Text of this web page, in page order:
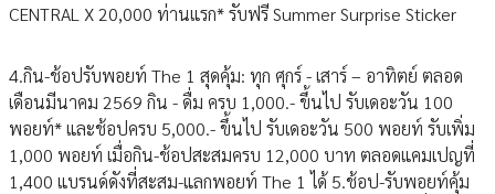
CENTRAL X 20,000 ท่านแรก* รับฟรี Summer Surprise Sticker
4.กิน-ช้อปรับพอยท์ The 1 สุดคุ้ม: ทุก ศุกร์ - เสาร์ – อาทิตย์ ตลอด
เดือนมีนาคม 2569 กิน - ดื่ม ครบ 1,000.- ขึ้นไป รับเดอะวัน 100
พอยท์* และช้อปครบ 5,000.- ขึ้นไป รับเดอะวัน 500 พอยท์ รับเพิ่ม
1,000 พอยท์ เมื่อกิน-ช้อปสะสมครบ 12,000 บาท ตลอดแคมเปญที่
1,400 แบรนด์ดังที่สะสม-แลกพอยท์ The 1 ได้ 5.ช้อป-รับพอยท์คุ้ม